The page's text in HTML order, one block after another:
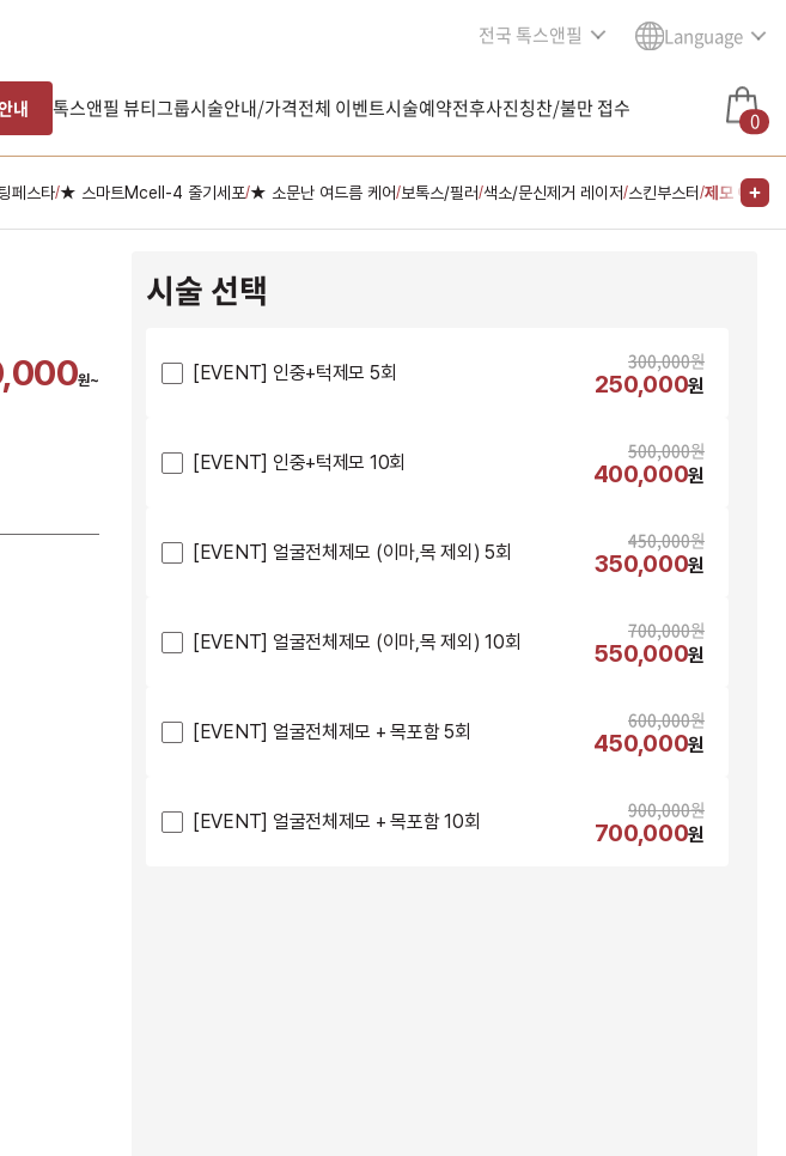
전국 톡스앤필 Language
내 톡스앤필 뷰티그룹시술안내/가격전체 이벤트시술예약전후사진칭찬/불만 접수 0
페스타/★ 스마트Mcell-4 줄기세포/★ 소문난 여드름 케어/보톡스/필러/색소/문신제거 레이저/스킨부스터 /제모 이벤트
원~
시술 선택
[EVENT] 인중+턱제모 5회 300,000원
250,000원
[EVENT] 인중+턱제모 10회 500,000원
400,000원
[EVENT] 얼굴전체제모 (이마,목 제외) 5회 450,000원
350,000원
[EVENT] 얼굴전체제모 (이마,목 제외) 10회 700,000원
550,000원
[EVENT] 얼굴전체제모 + 목포함 5회 600,000원
450,000원
[EVENT] 얼굴전체제모 + 목포함 10회 900,000원
700,000원